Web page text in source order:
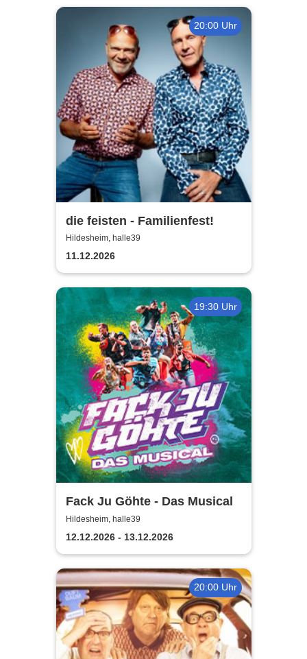
20:00 Uhr
die feisten - Familienfest!
Hildesheim, halle39
11.12.2026
19:30 Uhr
Fack Ju Göhte - Das Musical
Hildesheim, halle39
12.12.2026 - 13.12.2026
20:00 Uhr